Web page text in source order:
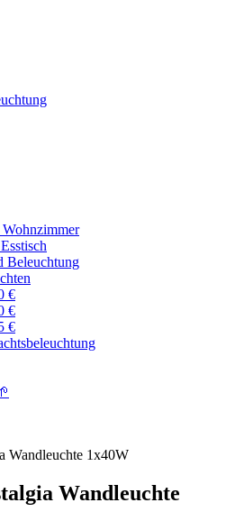
Beleuchtung
€
€
€
Wandleuchte 1x40W
Wandleuchte